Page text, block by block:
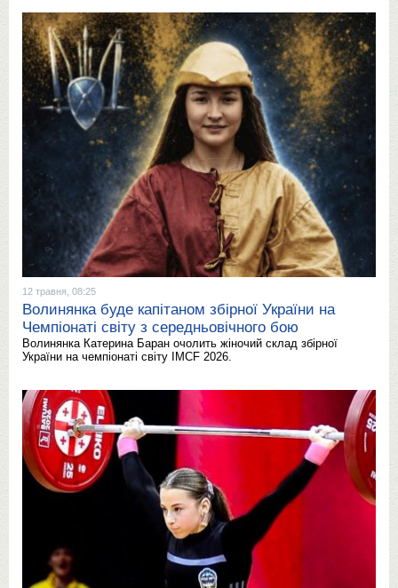
12 травня, 08:25
Волинянка буде капітаном збірної України на
Чемпіонаті світу з середньовічного бою
Волинянка Катерина Баран очолить жіночий склад збірної
України на чемпіонаті світу IMCF 2026.